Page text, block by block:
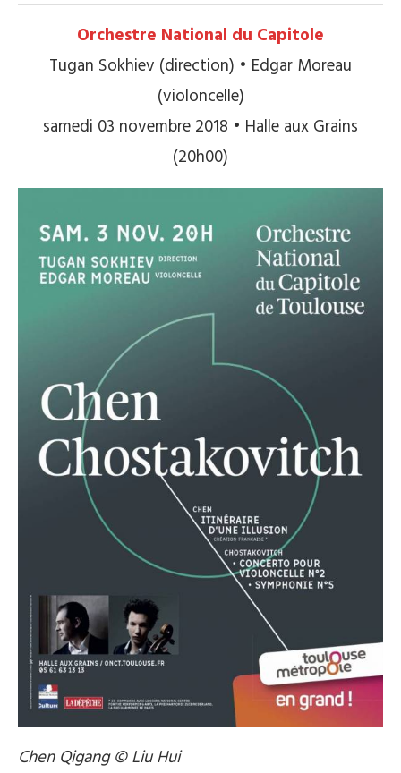
Orchestre National du Capitole
Tugan Sokhiev (direction) • Edgar Moreau
(violoncelle)
samedi 03 novembre 2018 • Halle aux Grains
(20h00)
Chen Qigang © Liu Hui